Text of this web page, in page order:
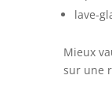
lave-
Mieux
sur une